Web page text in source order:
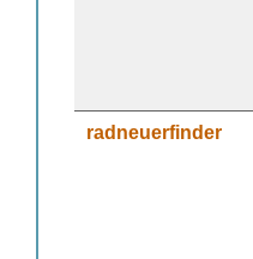
radneuerfinder